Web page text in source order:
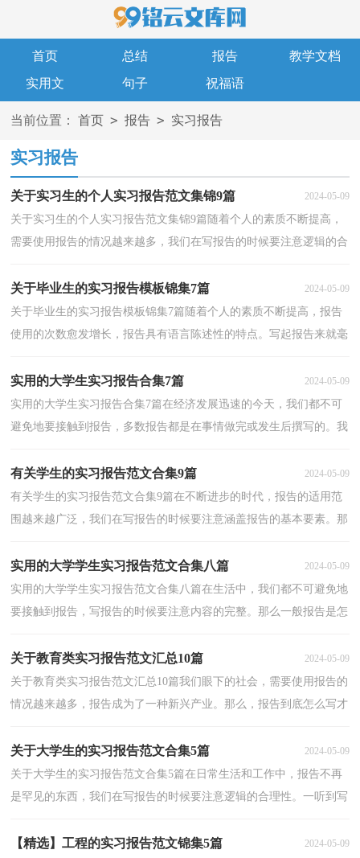
首页 总结 报告
教学文档
实用文
句子 祝福语
当前位置： 首页 > 报告 > 实习报告
实习报告
关于实习生的个人实习报告范文集锦9篇 2024-05-09
关于实习生的个人实习报告范文集锦9篇随着个人的素质不断提高，
需要使用报告的情况越来越多，我们在写报告的时候要注意逻辑的合
关于毕业生的实习报告模板锦集7篇 2024-05-09
关于毕业生的实习报告模板锦集7篇随着个人的素质不断提高，报告
使用的次数愈发增长，报告具有语言陈述性的特点。写起报告来就毫
实用的大学生实习报告合集7篇 2024-05-09
实用的大学生实习报告合集7篇在经济发展迅速的今天，我们都不可
避免地要接触到报告，多数报告都是在事情做完或发生后撰写的。我
有关学生的实习报告范文合集9篇 2024-05-09
有关学生的实习报告范文合集9篇在不断进步的时代，报告的适用范
围越来越广泛，我们在写报告的时候要注意涵盖报告的基本要素。那
实用的大学学生实习报告范文合集八篇 2024-05-09
实用的大学学生实习报告范文合集八篇在生活中，我们都不可避免地
要接触到报告，写报告的时候要注意内容的完整。那么一般报告是怎
关于教育类实习报告范文汇总10篇 2024-05-09
关于教育类实习报告范文汇总10篇我们眼下的社会，需要使用报告的
情况越来越多，报告成为了一种新兴产业。那么，报告到底怎么写才
关于大学生的实习报告范文合集5篇 2024-05-09
关于大学生的实习报告范文合集5篇在日常生活和工作中，报告不再
是罕见的东西，我们在写报告的时候要注意逻辑的合理性。一听到写
【精选】工程的实习报告范文锦集5篇 2024-05-09